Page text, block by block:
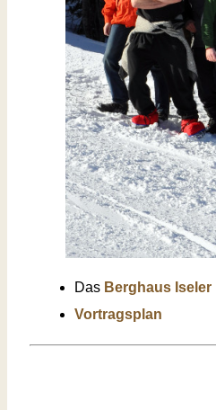
Das Berghaus
Vortragsplan